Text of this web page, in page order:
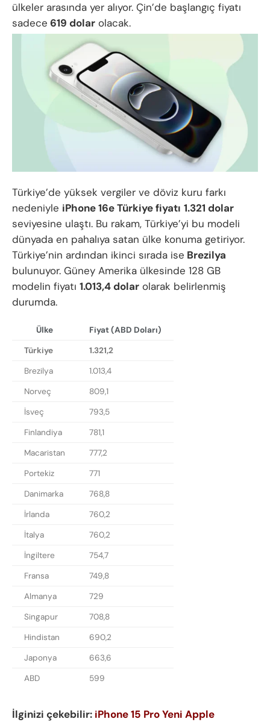
ülkeler arasında yer alıyor. Çin’de başlangıç fiyatı
sadece 619 dolar olacak.
Türkiye’de yüksek vergiler ve döviz kuru farkı
nedeniyle iPhone 16e Türkiye fiyatı 1.321 dolar
seviyesine ulaştı. Bu rakam, Türkiye’yi bu modeli
dünyada en pahalıya satan ülke konuma getiriyor.
Türkiye’nin ardından ikinci sırada ise Brezilya
bulunuyor. Güney Amerika ülkesinde 128 GB
modelin fiyatı 1.013,4 dolar olarak belirlenmiş
durumda.
Ülke
Fiyat (ABD Doları)
Türkiye
1.321,2
Brezilya
1.013,4
Norveç
809,1
İsveç
793,5
Finlandiya
781,1
Macaristan
777,2
Portekiz
771
Danimarka
768,8
İrlanda
760,2
İtalya
760,2
İngiltere
754,7
Fransa
749,8
Almanya
729
Singapur
708,8
Hindistan
690,2
Japonya
663,6
ABD
599
İlginizi çekebilir: iPhone 15 Pro Yeni Apple